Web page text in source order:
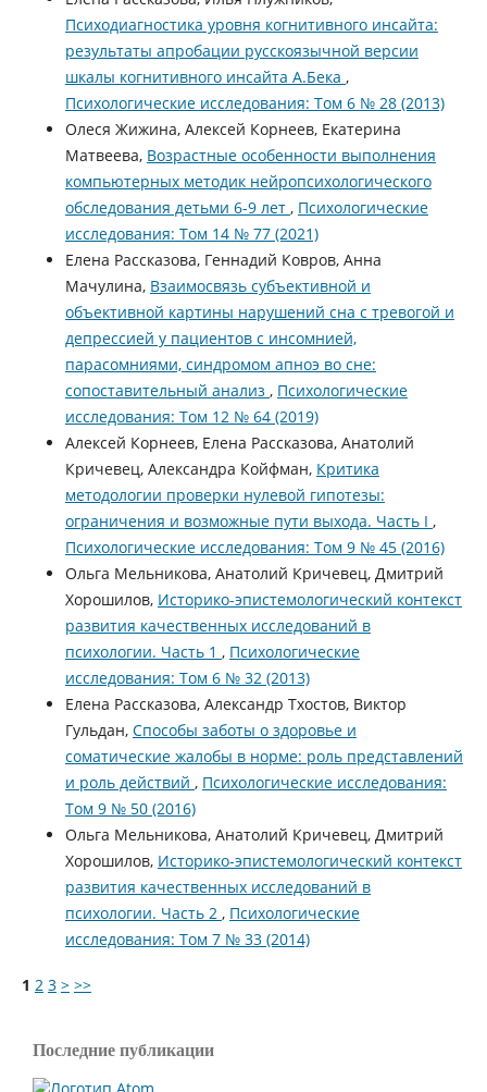
Психодиагностика уровня когнитивного инсайта:
результаты апробации русскоязычной версии
шкалы когнитивного инсайта А.Бека ,
Психологические исследования: Том 6 № 28 (2013)
Олеся Жижина, Алексей Корнеев, Екатерина
Матвеева, Возрастные особенности выполнения
компьютерных методик нейропсихологического
обследования детьми 6-9 лет , Психологические
исследования: Том 14 № 77 (2021)
Елена Рассказова, Геннадий Ковров, Анна
Мачулина, Взаимосвязь субъективной и
объективной картины нарушений сна с тревогой и
депрессией у пациентов с инсомнией,
парасомниями, синдромом апноэ во сне:
сопоставительный анализ , Психологические
исследования: Том 12 № 64 (2019)
Алексей Корнеев, Елена Рассказова, Анатолий
Кричевец, Александра Койфман, Критика
методологии проверки нулевой гипотезы:
ограничения и возможные пути выхода. Часть I ,
Психологические исследования: Том 9 № 45 (2016)
Ольга Мельникова, Анатолий Кричевец, Дмитрий
Хорошилов, Историко-эпистемологический контекст
развития качественных исследований в
психологии. Часть 1 , Психологические
исследования: Том 6 № 32 (2013)
Елена Рассказова, Александр Тхостов, Виктор
Гульдан, Способы заботы о здоровье и
соматические жалобы в норме: роль представлений
и роль действий , Психологические исследования:
Том 9 № 50 (2016)
Ольга Мельникова, Анатолий Кричевец, Дмитрий
Хорошилов, Историко-эпистемологический контекст
развития качественных исследований в
психологии. Часть 2 , Психологические
исследования: Том 7 № 33 (2014)
1 2 3 > >>
Последние публикации